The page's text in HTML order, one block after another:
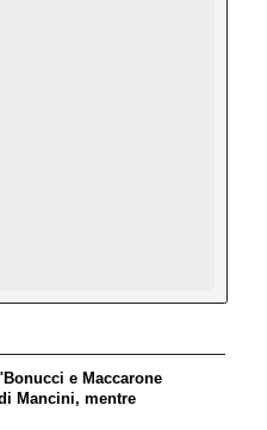
e Maccarone
Mancini, mentre